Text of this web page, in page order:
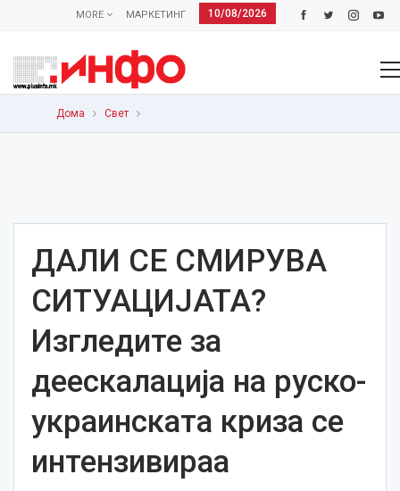
10/08/2026
МАРКЕТИНГ
MORE
Дома Свет
ДАЛИ СЕ СМИРУВА
СИТУАЦИЈАТА?
Изгледите за
деескалација на руско-
украинската криза се
интензивираа